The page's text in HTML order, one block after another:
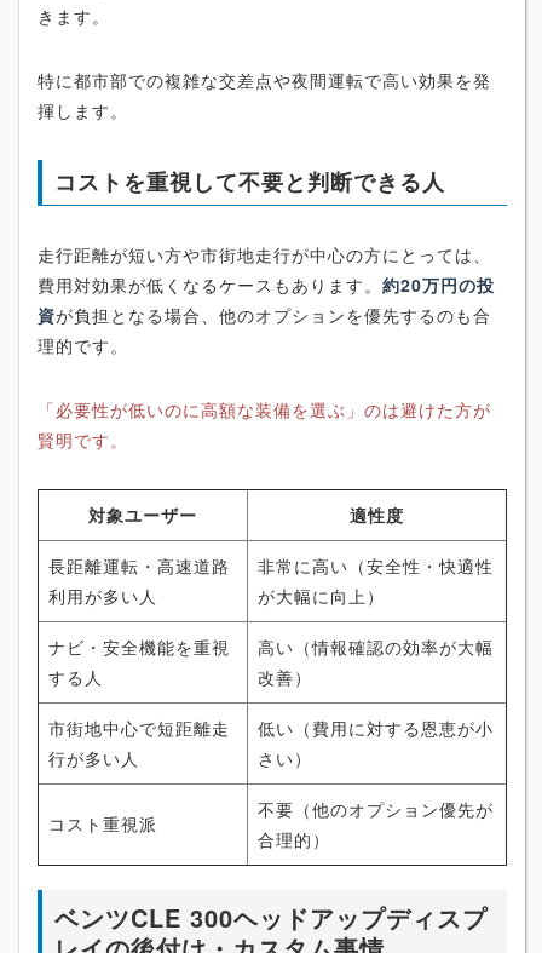
きます。
特に都市部での複雑な交差点や夜間運転で高い効果を発
揮します。
コストを重視して不要と判断できる人
走行距離が短い方や市街地走行が中心の方にとっては、
費用対効果が低くなるケースもあります。 約20万円の投
資が負担となる場合、他のオプションを優先するのも合
理的です。
「必要性が低いのに高額な装備を選ぶ」のは避けた方が
賢明です。
対象ユーザー 適性度
長距離運転・高速道路
利用が多い人
非常に高い（安全性・快適性
が大幅に向上）
ナビ・安全機能を重視
する人
高い（情報確認の効率が大幅
改善）
市街地中心で短距離走
行が多い人
低い（費用に対する恩恵が小
さい）
コスト重視派
不要（他のオプション優先が
合理的）
ベンツCLE 300ヘッドアップディスプ